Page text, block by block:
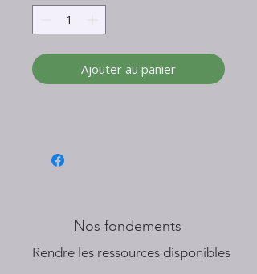
Ajouter au panier
Nos fondements
​Rendre les ressources disponibles